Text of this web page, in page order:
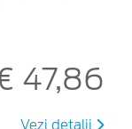
47,86
Vezi detalii